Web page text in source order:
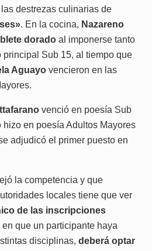
destrezas culinarias de
. En la cocina, Nazareno
dorado al imponerse tanto
principal Sub 15, al tiempo que
Aguayo vencieron en las
venció en poesía Sub
hizo en poesía Adultos Mayores
adjudicó el primer puesto en
la competencia y que
locales tiene que ver
de las inscripciones
que un participante haya
disciplinas, deberá optar